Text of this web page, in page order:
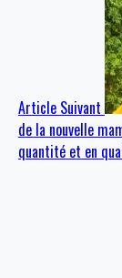
Article Suivant
de la nouvelle
quantité et en